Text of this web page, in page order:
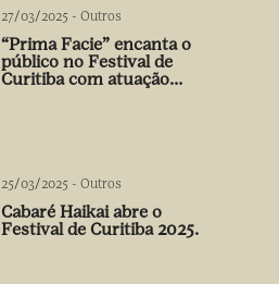
27/03/2025 - Outros
“Prima Facie” encanta o
público no Festival de
Curitiba com atuação
25/03/2025 - Outros
Cabaré Haikai abre o
Festival de Curitiba 2025.